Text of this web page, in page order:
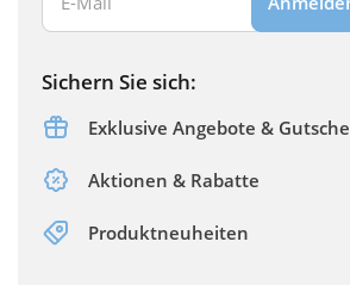
Sichern Sie sich:
Exklusive Angebote &
Aktionen & Rabatte
Produktneuheiten